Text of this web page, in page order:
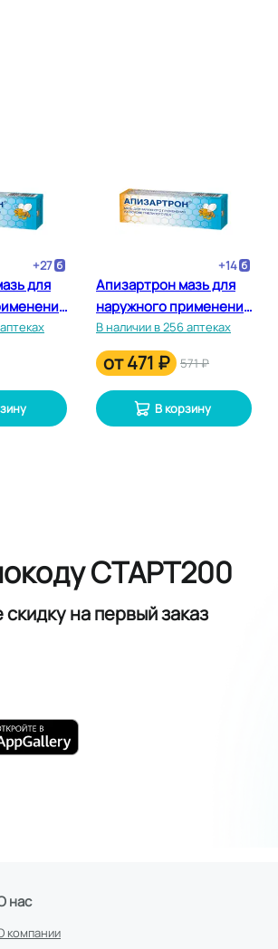
+27
для
+14
Апизартрон мазь для
наружного применения
20 г
В наличии в 256 аптеках
от471 ₽ 571 ₽
В корзину
СТАРТ200
на первый заказ
нас
компании